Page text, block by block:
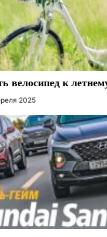
велосипед к
2025